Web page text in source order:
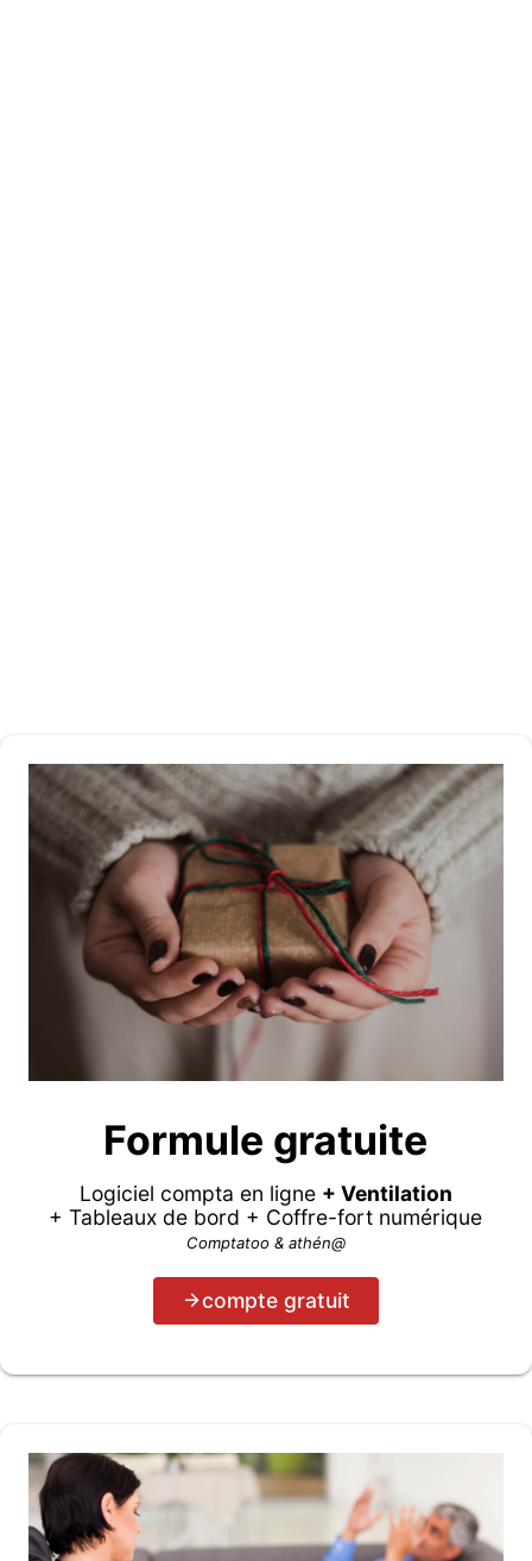
Formule gratuite
Logiciel compta en ligne + Ventilation
+ Tableaux de bord + Coffre-fort numérique
Comptatoo & athén@
compte gratuit